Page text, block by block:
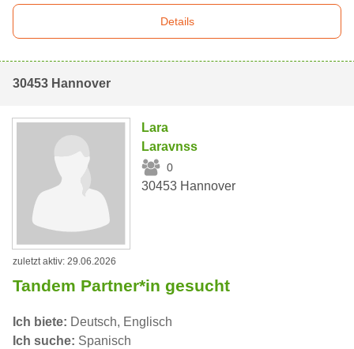
Details
30453 Hannover
Lara
Laravnss
0
30453 Hannover
zuletzt aktiv: 29.06.2026
Tandem Partner*in gesucht
Ich biete: Deutsch, Englisch
Ich suche: Spanisch